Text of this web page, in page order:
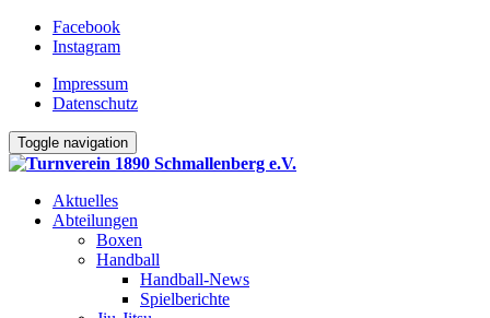
Facebook
Instagram
Impressum
Datenschutz
Toggle navigation
Aktuelles
Abteilungen
Boxen
Handball
Handball-News
Spielberichte